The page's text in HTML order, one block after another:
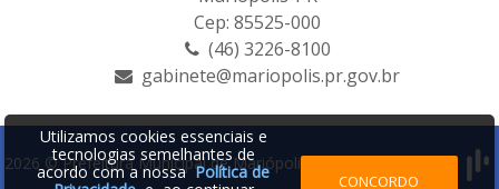
Cep: 85525-000
(46) 3226-8100
gabinete@mariopolis.pr.gov.br
2026 © Prefeitura Municipal de Mariópolis | Desenvolvido por:
Utilizamos cookies essenciais e
tecnologias semelhantes de
acordo com a nossaPolítica de
CONCORDO